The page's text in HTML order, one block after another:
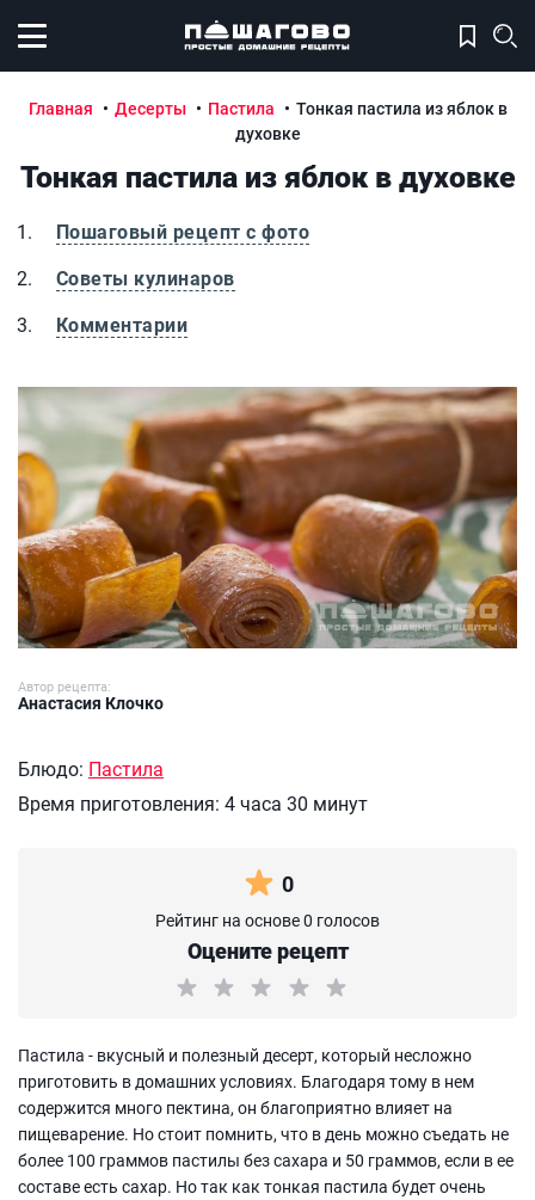
Открыть меню
Главная Десерты Пастила
Тонкая пастила из яблок в
духовке
Тонкая пастила из яблок в духовке
Пошаговый рецепт с фото
Советы кулинаров
Комментарии
Тонкая пастила из яблок в духовке
Автор рецепта:
Анастасия Клочко
Блюдо: Пастила
Время приготовления: 4 часа 30 минут
0
Рейтинг на основе 0 голосов
Оцените рецепт
Пастила - вкусный и полезный десерт, который несложно
приготовить в домашних условиях. Благодаря тому в нем
содержится много пектина, он благоприятно влияет на
пищеварение. Но стоит помнить, что в день можно съедать не
более 100 граммов пастилы без сахара и 50 граммов, если в ее
составе есть сахар. Но так как тонкая пастила будет очень